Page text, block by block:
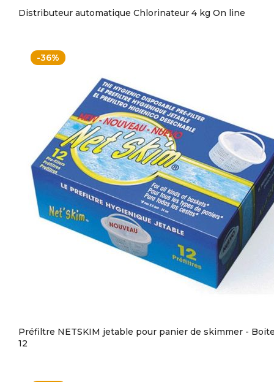
Distributeur automatique Chlorinateur 4 kg On line
-36%
Préfiltre NETSKIM jetable pour panier de skimmer -
12